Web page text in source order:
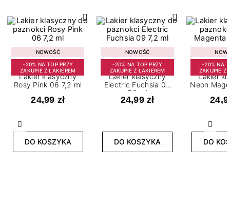
Poprzedni
NOWOŚĆ
-20% NA TOP PRZY
ZAKUPIE Z LAKIEREM
Lakier klasyczny
Rosy Pink 06 7,2 ml
24,99 zł
DO KOSZYKA
NOWOŚĆ
-20% NA TOP PRZY
ZAKUPIE Z LAKIEREM
Lakier klasyczny
Electric Fuchsia 09
7,2 ml
24,99 zł
DO KOSZYKA
-20% NA
ZAKUPIE Z
Lakier
Neon
DO